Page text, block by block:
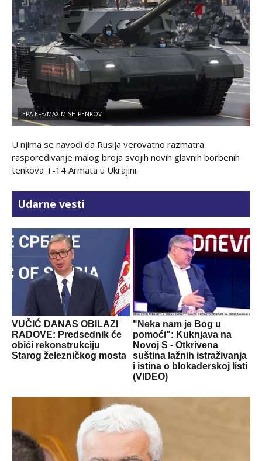
EPA-EFE/MAXIM SHIPENKOV
U njima se navodi da Rusija verovatno razmatra
raspoređivanje malog broja svojih novih glavnih borbenih
tenkova T-14 Armata u Ukrajini.
Udarne vesti
VUČIĆ DANAS OBILAZI
RADOVE: Predsednik će
obići rekonstrukciju
Starog železničkog mosta
"Neka nam je Bog u
pomoći": Kuknjava na
Novoj S - Otkrivena
suština lažnih istraživanja
i istina o blokaderskoj listi
(VIDEO)